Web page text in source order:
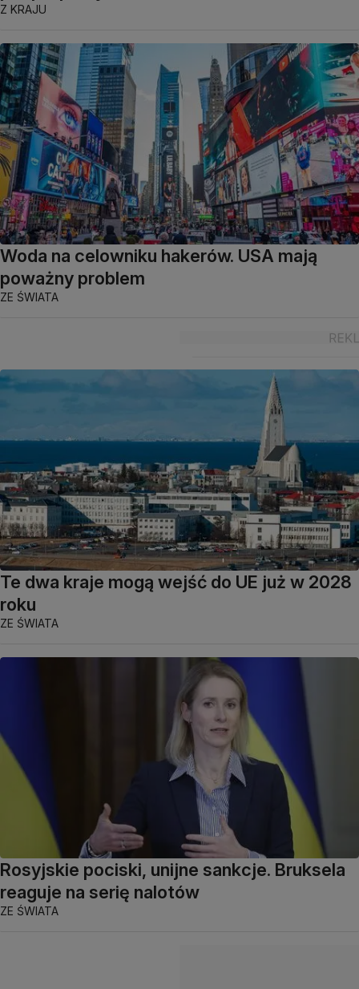
Z KRAJU
Woda na celowniku hakerów. USA mają
poważny problem
ZE ŚWIATA
Te dwa kraje mogą wejść do UE już w 2028
roku
ZE ŚWIATA
Rosyjskie pociski, unijne sankcje. Bruksela
reaguje na serię nalotów
ZE ŚWIATA